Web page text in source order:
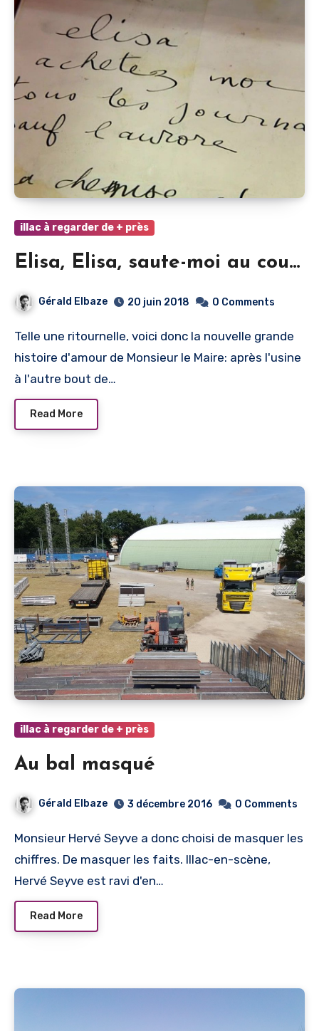
illac à regarder de + près
Elisa, Elisa, saute-moi au cou…
Gérald Elbaze 20 juin 2018 0 Comments
Telle une ritournelle, voici donc la nouvelle grande
histoire d'amour de Monsieur le Maire: après l'usine
à l'autre bout de…
Read More
illac à regarder de + près
Au bal masqué
Gérald Elbaze 3 décembre 2016 0 Comments
Monsieur Hervé Seyve a donc choisi de masquer les
chiffres. De masquer les faits. Illac-en-scène,
Hervé Seyve est ravi d'en…
Read More